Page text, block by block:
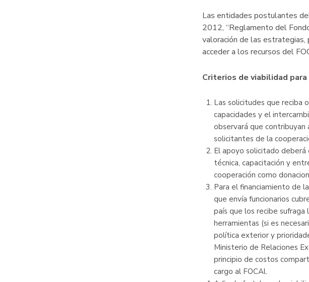
Las entidades postulantes
2012, “Reglamento del
valoración de las estrategias,
acceder a los recursos del
Criterios de viabilidad
Las solicitudes que reciba
capacidades y el
observará que
solicitantes de la
El apoyo solicitado deberá
técnica, capacitación y
cooperación como
Para el financiamiento de
que envía funcionarios
país que los recibe
herramientas (si es
política exterior y
Ministerio de Relaciones
principio de costos
cargo al FOCAl.